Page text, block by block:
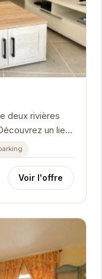
deux rivières
un lieu
Voir l'offre